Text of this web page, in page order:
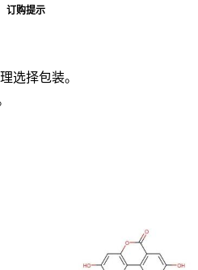
订购提示
选择包装。